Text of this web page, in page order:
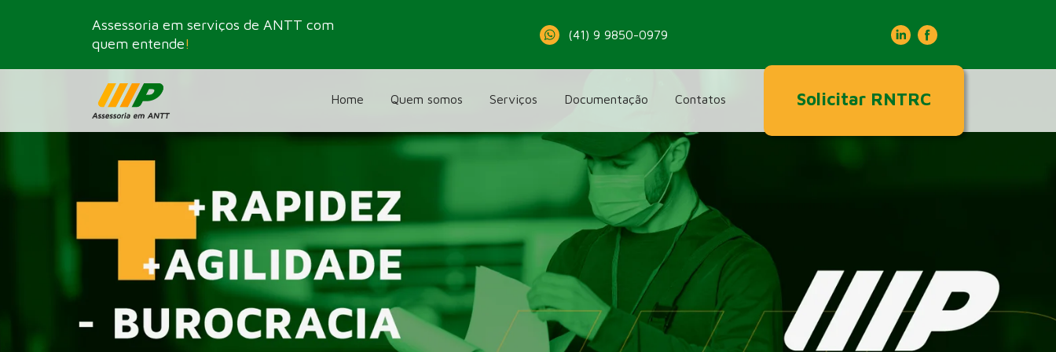
Assessoria em serviços de ANTT com
quem entende!
(41) 9 9850-0979 I I
Home Quem somos Serviços Documentação Contatos Solicitar RNTRC